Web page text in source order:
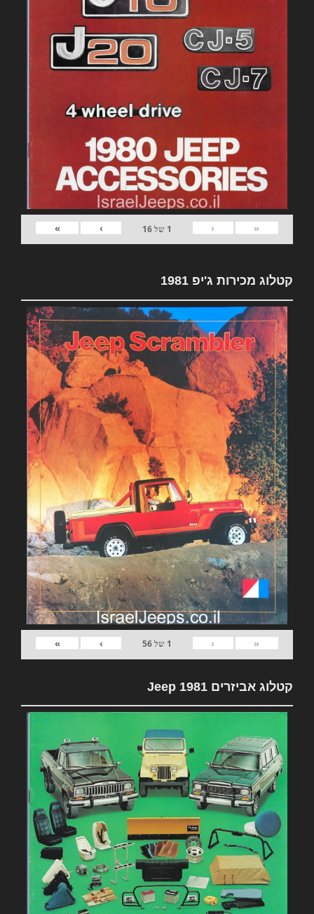
«
‹
1 של16
›
»
קטלוג מכירות ג'יפ 1981
«
‹
1 של56
›
»
קטלוג אביזרים 1981 Jeep